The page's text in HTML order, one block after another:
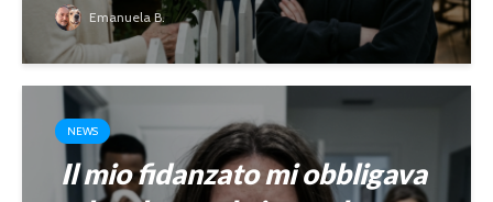
Emanuela B.
NEWS
Il mio fidanzato mi obbligava